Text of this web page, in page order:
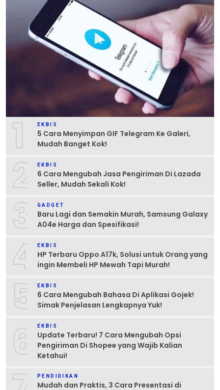
1 EKBIS
5 Cara Menyimpan GIF Telegram Ke Galeri,
Mudah Banget Kok!
2 EKBIS
6 Cara Mengubah Jasa Pengiriman Di Lazada
Seller, Mudah Sekali Kok!
3 GADGET
Baru Lagi dan Semakin Murah, Samsung Galaxy
A04e Harga dan Spesifikasi!
4 EKBIS
HP Terbaru Oppo A17k, Solusi untuk Orang yang
ingin Membeli HP Mewah Tapi Murah!
5 EKBIS
6 Cara Mengubah Bahasa Di Aplikasi Gojek!
Simak Penjelasan Lengkapnya Yuk!
6 EKBIS
Update Terbaru! 7 Cara Mengubah Opsi
Pengiriman Di Shopee yang Wajib Kalian
Ketahui!
PENDIDIKAN
Mudah dan Praktis, 3 Cara Presentasi di